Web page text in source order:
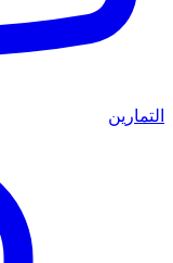
التمارين